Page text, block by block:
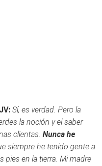
JV: Sí, es verdad. Pero la
la noción y el saber
clientas. Nunca he
siempre he tenido gente a
pies en la tierra. Mi madre